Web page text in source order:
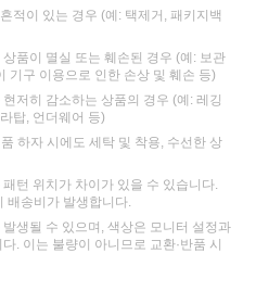
적이 있는 경우 (예: 택제거, 패키지백
품이 멸실 또는 훼손된 경우 (예: 보관
기구 이용으로 인한 손상 및 훼손 등)
저히 감소하는 상품의 경우 (예: 레깅
탑, 언더웨어 등)
하자 시에도 세탁 및 착용, 수선한 상
턴 위치가 차이가 있을 수 있습니다.
배송비가 발생합니다.
생될 수 있으며, 색상은 모니터 설정과
. 이는 불량이 아니므로 교환·반품 시